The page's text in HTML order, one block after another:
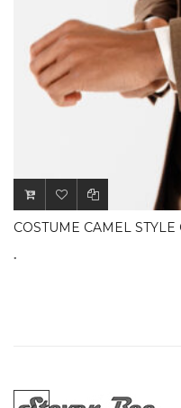
COSTUME CAMEL
.